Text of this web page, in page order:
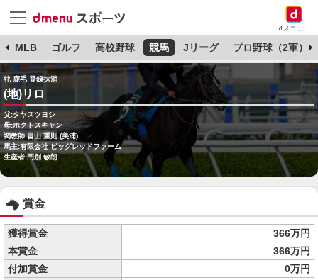
dメニュー
MLB ゴルフ 高校野球 競馬 Jリーグ プロ野球（2軍）
牝 鹿毛 登録抹消
(地)リロ
父:タヤスツヨシ
母:ホクトスキャン
調教師:畠山 重則 (美浦)
馬主:有限会社 ビッグレッドファーム
生産者:門別 敏朗
賞金
獲得賞金
366万円
本賞金
366万円
付加賞金
0万円